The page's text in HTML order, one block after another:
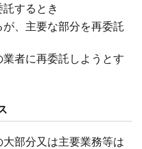
するとき
、主要な部分を再委託
者に再委託しようとす
部分又は主要業務等は